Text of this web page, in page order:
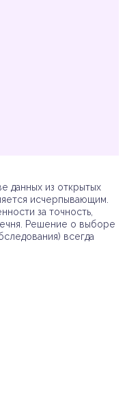
данных из открытых
исчерпывающим.
за точность,
Решение о выборе
всегда